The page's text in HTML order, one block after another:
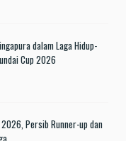
dalam Laga Hidup-
Cup 2026
Persib Runner-up dan